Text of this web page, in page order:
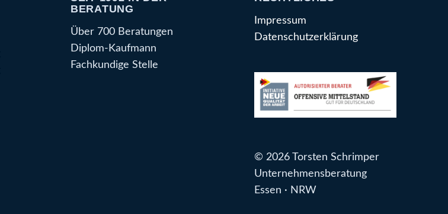
BERATUNG
Über 700 Beratungen
Diplom-Kaufmann
Fachkundige Stelle
Impressum
Datenschutzerklärung
© 2026 Torsten Schrimper
Unternehmensberatung
Essen · NRW